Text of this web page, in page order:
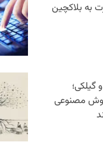
به بلاکچین
گیلکی؛
مصنوعی